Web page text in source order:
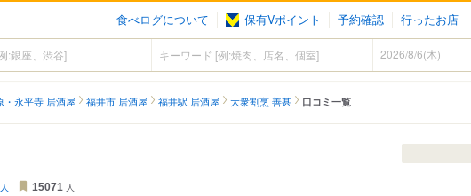
食べログについて 保有Vポイント 予約確認 行ったお店
・永平寺 居酒屋 福井市 居酒屋 福井駅 居酒屋 大衆割烹 善甚 口コミ一覧
人 15071 人